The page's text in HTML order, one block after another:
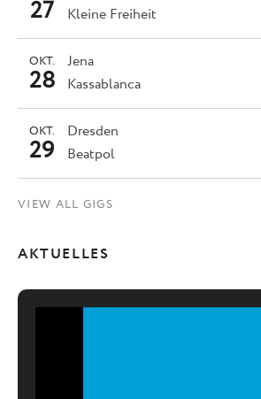
27 Kleine Freiheit
Jena
OKT.
28 Kassablanca
Dresden
OKT.
29 Beatpol
VIEW ALL GIGS
AKTUELLES